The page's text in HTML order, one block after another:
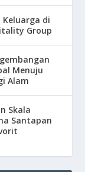
di
Group
Menuju
Alam
Skala
Santapan